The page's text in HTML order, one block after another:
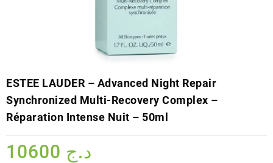
ESTEE LAUDER – Advanced Night Repair
Synchronized Multi-Recovery Complex –
Réparation Intense Nuit – 50ml
د.ج